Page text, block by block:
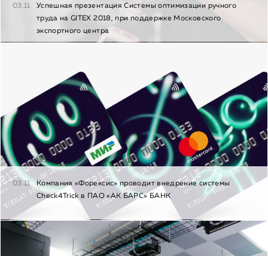
03.11
Успешная презентация Системы оптимизации ручного
труда на GITEX 2018, при поддержке Московского
экспортного центра
03.11
Компания «Форексис» проводит внедрение системы
Check4Trick в ПАО «АК БАРС» БАНК